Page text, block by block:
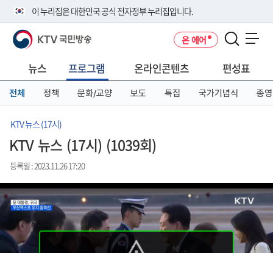
이 누리집은 대한민국 공식 전자정부 누리집입니다.
공식 누리집 주소 확인하기
니다.
이밖에 or.kr 또는 .kr등 다른 도메인 주소를 사용하고 있다면 아래 URL에
서 도메인 주소를 확인해 보세요
KTV 국민방송 온 에어
뉴스 프로그램 온라인콘텐츠 편성표
전체 정책 문화/교양 보도 특집 국가기념식 종영
KTV 뉴스 (17시)
KTV 뉴스 (17시) (1039회)
등록일 : 2023.11.26 17:20